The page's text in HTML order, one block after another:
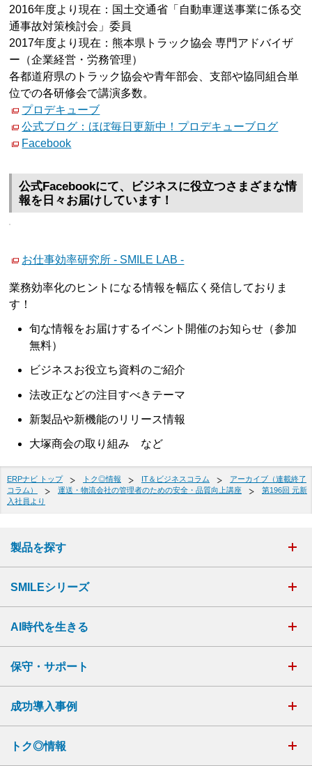
2016年度より現在：国土交通省「自動車運送事業に係る交
通事故対策検討会」委員
2017年度より現在：熊本県トラック協会 専門アドバイザ
ー（企業経営・労務管理）
各都道府県のトラック協会や青年部会、支部や協同組合単
位での各研修会で講演多数。
プロデキューブ
公式ブログ：ほぼ毎日更新中！プロデキューブログ
Facebook
公式Facebookにて、ビジネスに役立つさまざまな情
報を日々お届けしています！
お仕事効率研究所 - SMILE LAB -
業務効率化のヒントになる情報を幅広く発信しておりま
す！
旬な情報をお届けするイベント開催のお知らせ（参加
無料）
ビジネスお役立ち資料のご紹介
法改正などの注目すべきテーマ
新製品や新機能のリリース情報
大塚商会の取り組み など
ERPナビ トップ トク◎情報 IT＆ビジネスコラム
アーカイブ（連載終了
コラム）
運送・物流会社の管理者のための安全・品質向上講座
第196回 元新
入社員より
製品を探す
SMILEシリーズ
AI時代を生きる
保守・サポート
成功導入事例
トク◎情報